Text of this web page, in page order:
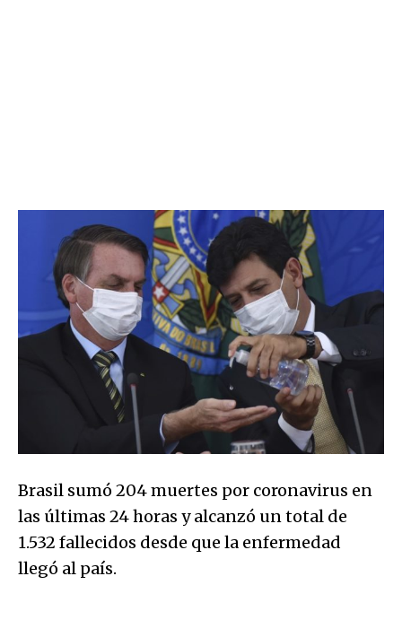
Brasil sumó 204 muertes por coronavirus en
las últimas 24 horas y alcanzó un total de
1.532 fallecidos desde que la enfermedad
llegó al país.